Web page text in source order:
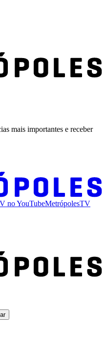
mais importantes e receber
noYouTubeMetrópolesTV